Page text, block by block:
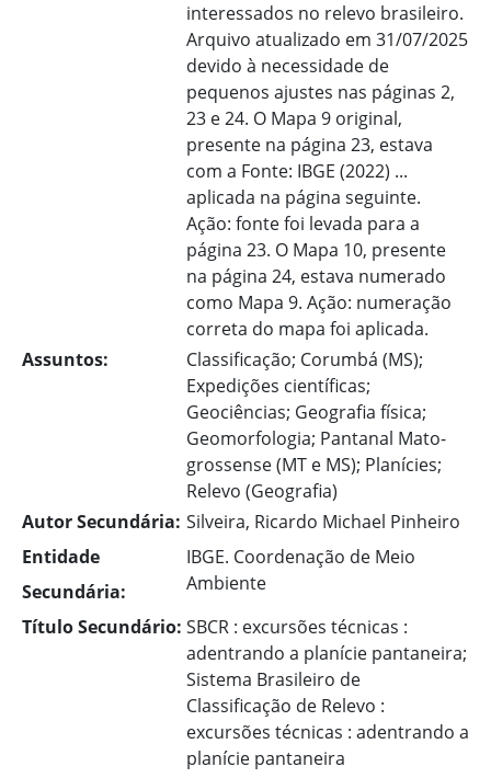
interessados no relevo brasileiro.
Arquivo atualizado em 31/07/2025
devido à necessidade de
pequenos ajustes nas páginas 2,
23 e 24. O Mapa 9 original,
presente na página 23, estava
com a Fonte: IBGE (2022) ...
aplicada na página seguinte.
Ação: fonte foi levada para a
página 23. O Mapa 10, presente
na página 24, estava numerado
como Mapa 9. Ação: numeração
correta do mapa foi aplicada.
Assuntos:
Classificação; Corumbá (MS);
Expedições científicas;
Geociências; Geografia física;
Geomorfologia; Pantanal Mato-
grossense (MT e MS); Planícies;
Relevo (Geografia)
Autor Secundária: Silveira, Ricardo Michael Pinheiro
Entidade
Secundária:
IBGE. Coordenação de Meio
Ambiente
Título Secundário: SBCR : excursões técnicas :
adentrando a planície pantaneira;
Sistema Brasileiro de
Classificação de Relevo :
excursões técnicas : adentrando a
planície pantaneira